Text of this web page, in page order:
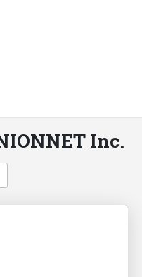
Inc.